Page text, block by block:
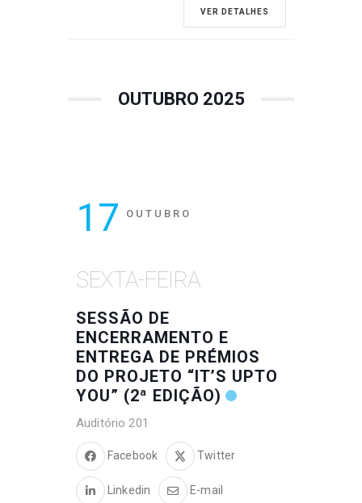
VER DETALHES
OUTUBRO 2025
17 OUTUBRO
SEXTA-FEIRA
SESSÃO DE
ENCERRAMENTO E
ENTREGA DE PRÉMIOS
DO PROJETO “IT’S UPTO
YOU” (2ª EDIÇÃO)
Auditório 201
Facebook Twitter
Linkedin E-mail